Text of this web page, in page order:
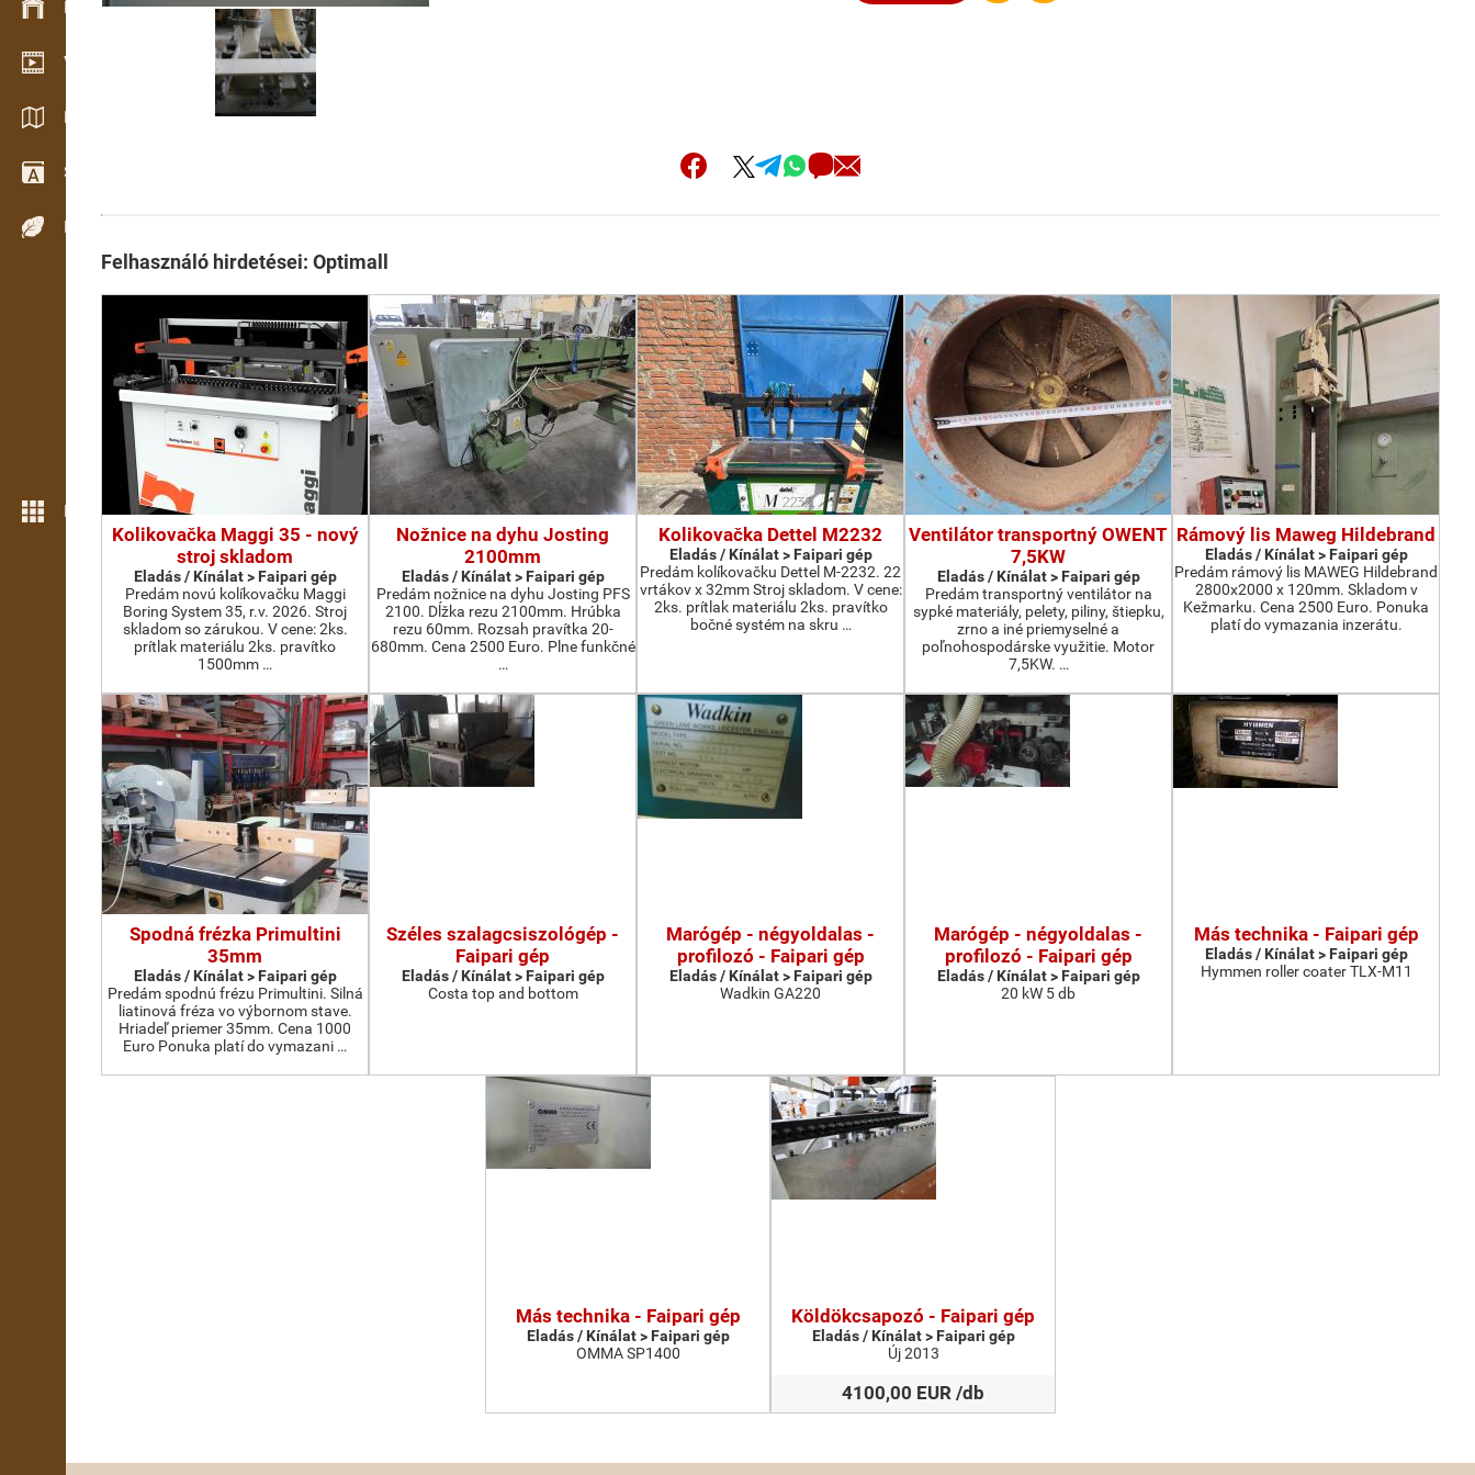
Készlet kezelés
Video bemutatóterem
Katalógusok / Prospektusok
Szótár
Fafajok
Még több funkció
Felhasználó hirdetései: Optimall
Kolikovačka Maggi 35 - nový
stroj skladom
Eladás / Kínálat > Faipari gép
Predám novú kolíkovačku Maggi
Boring System 35, r.v. 2026. Stroj
skladom so zárukou. V cene: 2ks.
prítlak materiálu 2ks. pravítko
1500mm …
Nožnice na dyhu Josting
2100mm
Eladás / Kínálat > Faipari gép
Predám nožnice na dyhu Josting PFS
2100. Dĺžka rezu 2100mm. Hrúbka
rezu 60mm. Rozsah pravítka 20-
680mm. Cena 2500 Euro. Plne funkčné
…
Kolikovačka Dettel M2232
Eladás / Kínálat > Faipari gép
Predám kolíkovačku Dettel M-2232. 22
vrtákov x 32mm Stroj skladom. V cene:
2ks. prítlak materiálu 2ks. pravítko
bočné systém na skru …
Ventilátor transportný OWENT
7,5KW
Eladás / Kínálat > Faipari gép
Predám transportný ventilátor na
sypké materiály, pelety, piliny, štiepku,
zrno a iné priemyselné a
poľnohospodárske využitie. Motor
7,5KW. …
Rámový lis Maweg Hildebrand
Eladás / Kínálat > Faipari gép
Predám rámový lis MAWEG Hildebrand
2800x2000 x 120mm. Skladom v
Kežmarku. Cena 2500 Euro. Ponuka
platí do vymazania inzerátu.
Spodná frézka Primultini
35mm
Eladás / Kínálat > Faipari gép
Predám spodnú frézu Primultini. Silná
liatinová fréza vo výbornom stave.
Hriadeľ priemer 35mm. Cena 1000
Euro Ponuka platí do vymazani …
Széles szalagcsiszológép -
Faipari gép
Eladás / Kínálat > Faipari gép
Costa top and bottom
Marógép - négyoldalas -
profilozó - Faipari gép
Eladás / Kínálat > Faipari gép
Wadkin GA220
Marógép - négyoldalas -
profilozó - Faipari gép
Eladás / Kínálat > Faipari gép
20 kW 5 db
Más technika - Faipari gép
Eladás / Kínálat > Faipari gép
Hymmen roller coater TLX-M11
Más technika - Faipari gép
Eladás / Kínálat > Faipari gép
OMMA SP1400
Köldökcsapozó - Faipari gép
Eladás / Kínálat > Faipari gép
Új 2013
4100,00 EUR /db